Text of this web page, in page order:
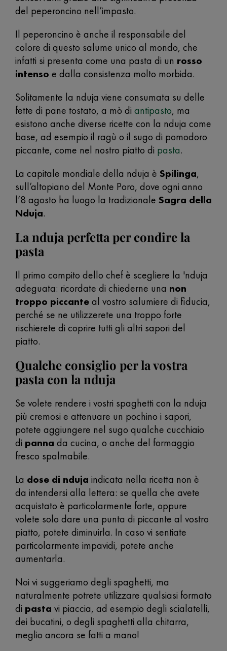
del peperoncino nell’impasto.
Il peperoncino è anche il responsabile del
colore di questo salume unico al mondo, che
infatti si presenta come una pasta di un rosso
intenso e dalla consistenza molto morbida.
Solitamente la nduja viene consumata su delle
fette di pane tostato, a mò di antipasto, ma
esistono anche diverse ricette con la nduja come
base, ad esempio il ragù o il sugo di pomodoro
piccante, come nel nostro piatto di pasta.
La capitale mondiale della nduja è Spilinga,
sull’altopiano del Monte Poro, dove ogni anno
l’8 agosto ha luogo la tradizionale Sagra della
Nduja.
La nduja perfetta per condire la
pasta
Il primo compito dello chef è scegliere la 'nduja
adeguata: ricordate di chiederne una non
troppo piccanteal vostro salumiere di fiducia,
perché se ne utilizzerete una troppo forte
rischierete di coprire tutti gli altri sapori del
piatto.
Qualche consiglio per la vostra
pasta con la nduja
Se volete rendere i vostri spaghetti con la nduja
più cremosi e attenuare un pochino i sapori,
potete aggiungere nel sugo qualche cucchiaio
di panna da cucina, o anche del formaggio
fresco spalmabile.
La dose di nduja indicata nella ricetta non è
da intendersi alla lettera: se quella che avete
acquistato è particolarmente forte, oppure
volete solo dare una punta di piccante al vostro
piatto, potete diminuirla. In caso vi sentiate
particolarmente impavidi, potete anche
aumentarla.
Noi vi suggeriamo degli spaghetti, ma
naturalmente potrete utilizzare qualsiasi formato
di pasta vi piaccia, ad esempio degli scialatelli,
dei bucatini, o degli spaghetti alla chitarra,
meglio ancora se fatti a mano!